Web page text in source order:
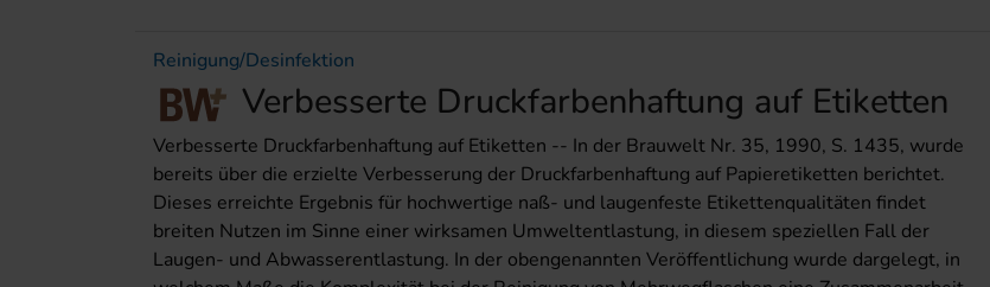
Reinigung/Desinfektion
Verbesserte Druckfarbenhaftung auf Etiketten
Verbesserte Druckfarbenhaftung auf Etiketten -- In der Brauwelt Nr. 35, 1990, S. 1435, wurde
bereits über die erzielte Verbesserung der Druckfarbenhaftung auf Papieretiketten berichtet.
Dieses erreichte Ergebnis für hochwertige naß- und laugenfeste Etikettenqualitäten findet
breiten Nutzen im Sinne einer wirksamen Umweltentlastung, in diesem speziellen Fall der
Laugen- und Abwasserentlastung. In der obengenannten Veröffentlichung wurde dargelegt, in